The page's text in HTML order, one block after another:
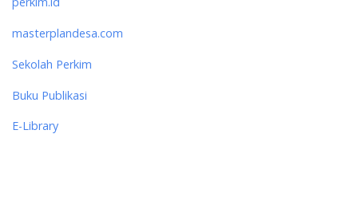
masterplandesa.com
Sekolah Perkim
Buku Publikasi
E-Library